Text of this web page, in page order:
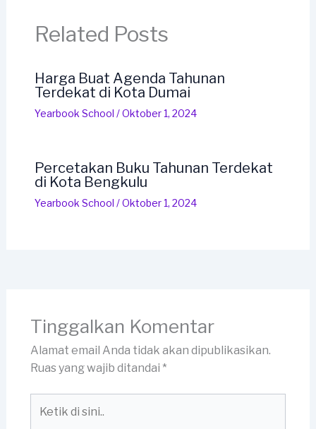
Related Posts
Harga Buat Agenda Tahunan
Terdekat di Kota Dumai
Yearbook School /Oktober 1, 2024
Percetakan Buku Tahunan Terdekat
di Kota Bengkulu
Yearbook School /Oktober 1, 2024
Tinggalkan Komentar
Alamat email Anda tidak akan dipublikasikan.
Ruas yang wajib ditandai *